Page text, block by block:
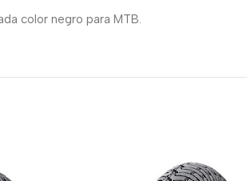
color negro para MTB.